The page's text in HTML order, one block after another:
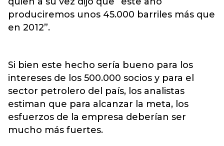
produciremos unos 45.000 barriles más que
en 2012”.
Si bien este hecho sería bueno para los
intereses de los 500.000 socios y para el
sector petrolero del país, los analistas
estiman que para alcanzar la meta, los
esfuerzos de la empresa deberían ser
mucho más fuertes.